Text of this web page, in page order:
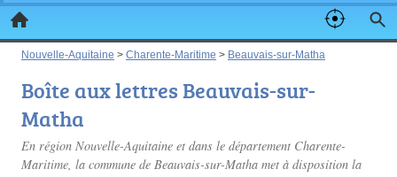
Nouvelle-Aquitaine > Charente-Maritime > Beauvais-sur-Matha
Boîte aux lettres Beauvais-sur-
Matha
En région Nouvelle-Aquitaine et dans le département Charente-
Maritime, la commune de Beauvais-sur-Matha met à disposition la